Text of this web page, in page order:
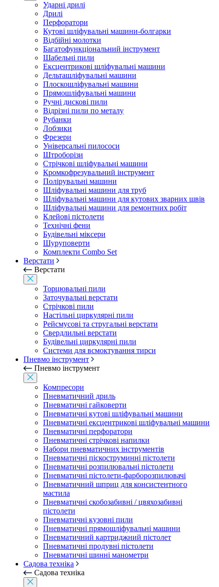
Ударні дрилі
Дрилі
Перфоратори
Кутові шліфувальні машини-болгарки
Відбійні молотки
Багатофункціональний інструмент
Шабельні пили
Ексцентрикові шліфувальні машини
Дельташліфувальні машини
Плоскошліфувальні машини
Прямошліфувальні машини
Ручні дискові пили
Відрізні пили по металу
Рубанки
Лобзики
Фрезери
Універсальні пилососи
Штроборізи
Стрічкові шліфувальні машини
Кромкофрезувальний інструмент
Полірувальні машини
Шліфувальні машини для труб
Шліфувальні машини для кутових зварних швів
Шліфувальні машини для ремонтних робіт
Клейові пістолети
Технічні фени
Будівельні міксери
Шуруповерти
Комплекти Combo Set
Верстати
Верстати
Торцювальні пили
Заточувальні верстати
Стрічкові пили
Настільні циркулярні пили
Рейсмусові та стругальні верстати
Свердлильні верстати
Будівельні циркулярні пили
Системи для всмоктування тирси
Пневмо інструмент
Пневмо інструмент
Компресори
Пневматичний дриль
Пневматичні гайковерти
Пневматичні кутові шліфувальні машини
Пневматичні ексцентрикові шліфувальні машини
Пневматичні перфоратори
Пневматичні стрічкові напилки
Набори пневматичних інструментів
Пневматичні піскоструминні пістолети
Пневматичні розпилювальні пістолети
Пневматичні пістолети-фарборозпилювачі
Пневматичний шприц для консистентного
мастила
Пневматичні скобозабивні / цвяхозабивні
пістолети
Пневматичні кузовні пили
Пневматичні прямошліфувальні машини
Пневматичний картриджний пістолет
Пневматичні продувні пістолети
Пневматичні шинні манометри
Садова техніка
Садова техніка